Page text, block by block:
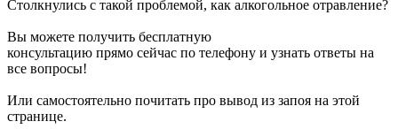
Столкнулись с такой проблемой, как алкогольное отравление?
Вы можете получить бесплатную
консультацию прямо сейчас по телефону и узнать ответы на
все вопросы!
Или самостоятельно почитать про вывод из запоя на этой
странице.